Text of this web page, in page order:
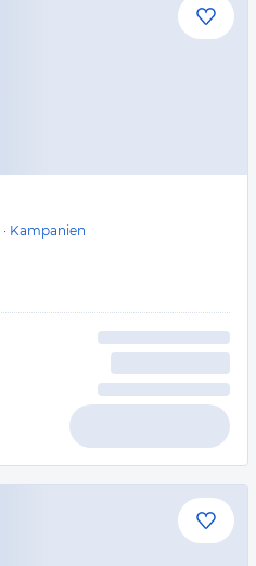
· Kampanien